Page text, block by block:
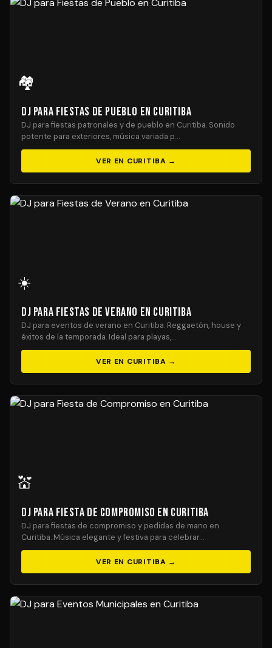
🏘️
DJ para Fiestas de Pueblo en Curitiba
DJ para fiestas patronales y de pueblo en Curitiba. Sonido
potente para exteriores, música variada p…
VER EN CURITIBA →
☀️
DJ para Fiestas de Verano en Curitiba
DJ para eventos de verano en Curitiba. Reggaetón, house y
éxitos de la temporada. Ideal para playas,…
VER EN CURITIBA →
💒
DJ para Fiesta de Compromiso en Curitiba
DJ para fiestas de compromiso y pedidas de mano en
Curitiba. Música elegante y festiva para celebrar…
VER EN CURITIBA →